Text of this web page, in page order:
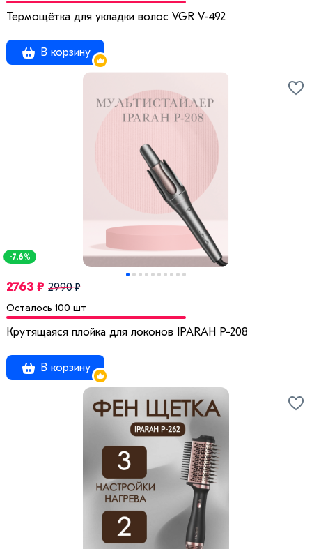
Термощётка для укладки волос VGR V-492
В корзину
-7.6%
2763 ₽ 2990 ₽
Осталось 100 шт
Крутящаяся плойка для локонов IPARAH P-208
В корзину